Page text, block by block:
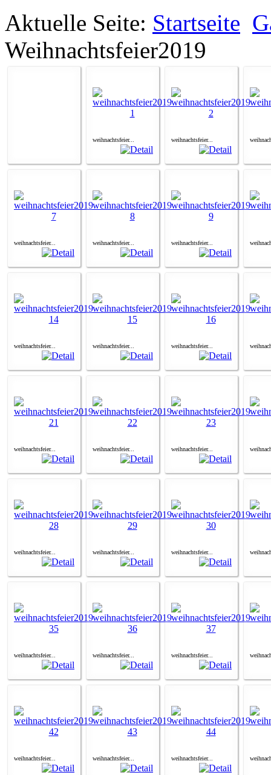
Aktuelle Seite: Startseite
Weihnachtsfeier2019
weihnachtsfeier... weihnachtsfeier...
weihnachtsfeier... weihnachtsfeier... weihnachtsfeier...
weihnachtsfeier... weihnachtsfeier... weihnachtsfeier...
weihnachtsfeier... weihnachtsfeier... weihnachtsfeier...
weihnachtsfeier... weihnachtsfeier... weihnachtsfeier...
weihnachtsfeier... weihnachtsfeier... weihnachtsfeier...
weihnachtsfeier... weihnachtsfeier... weihnachtsfeier...